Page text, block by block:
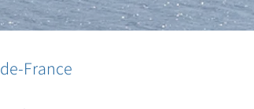
France